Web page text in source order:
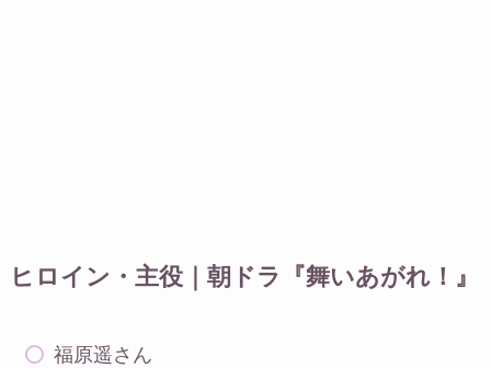
ヒロイン・主役｜朝ドラ『舞いあがれ！』
福原遥さん